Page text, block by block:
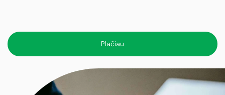
Plačiau